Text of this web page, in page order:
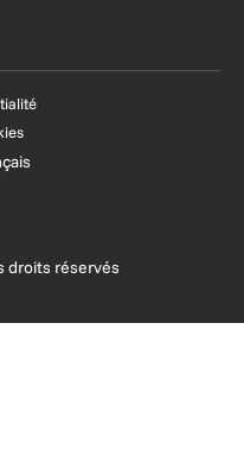
droits réservés